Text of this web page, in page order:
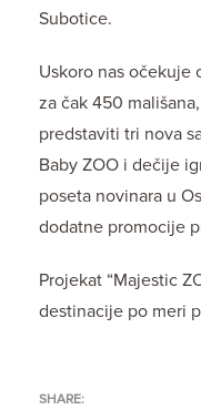
Subotice.
Uskoro nas očekuje
za čak 450
predstaviti tri nova
Baby ZOO i dečije
poseta novinara u
dodatne promocije
Projekat “Majestic
destinacije po meri